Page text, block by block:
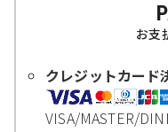
お支
クレジットカード
VISA/MASTER/